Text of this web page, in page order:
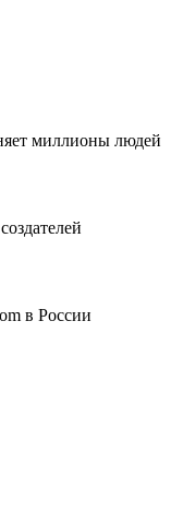
миллионы людей
в России